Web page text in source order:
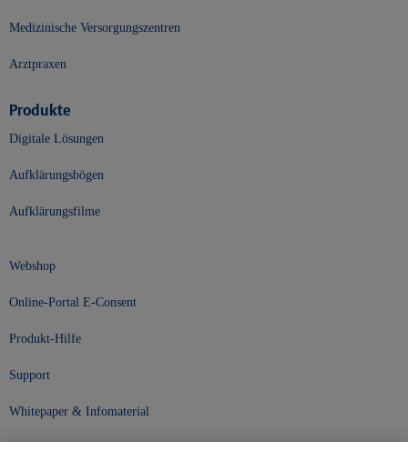
Medizinische Versorgungszentren
Arztpraxen
Produkte
Digitale Lösungen
Aufklärungsbögen
Aufklärungsfilme
Webshop
Online-Portal E-Consent
Produkt-Hilfe
Support
Whitepaper & Infomaterial